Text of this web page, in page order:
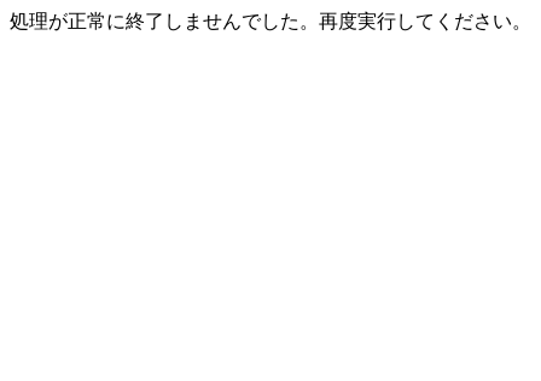
処理が正常に終了しませんでした。再度実行してください。